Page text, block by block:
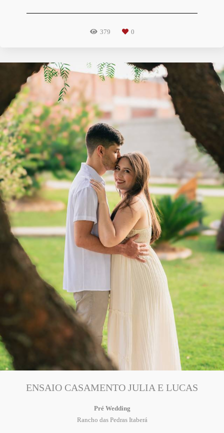
379 0
ENSAIO CASAMENTO JULIA E LUCAS
Pré Wedding
Rancho das Pedras Itaberá